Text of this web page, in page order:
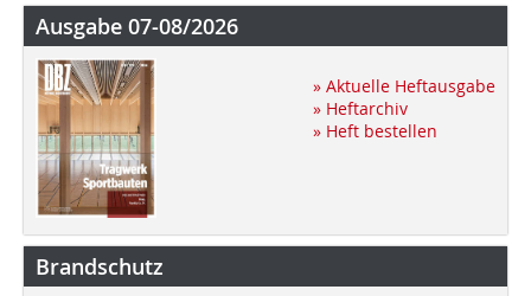
Ausgabe 07-08/2026
» Aktuelle Heftausgabe
» Heftarchiv
» Heft bestellen
Brandschutz